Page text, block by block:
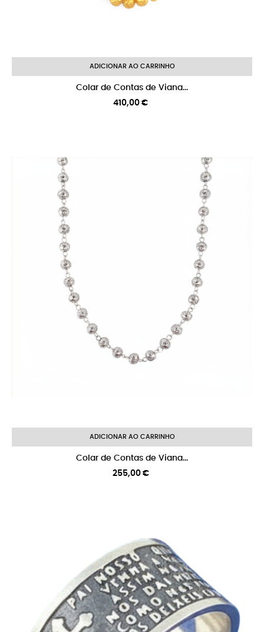
ADICIONAR AO CARRINHO
Colar de Contas de Viana...
Preço
410,00 €
ADICIONAR AO CARRINHO
Colar de Contas de Viana...
Preço
255,00 €